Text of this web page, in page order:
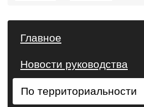
Главное
Новости руководства
По территориальности